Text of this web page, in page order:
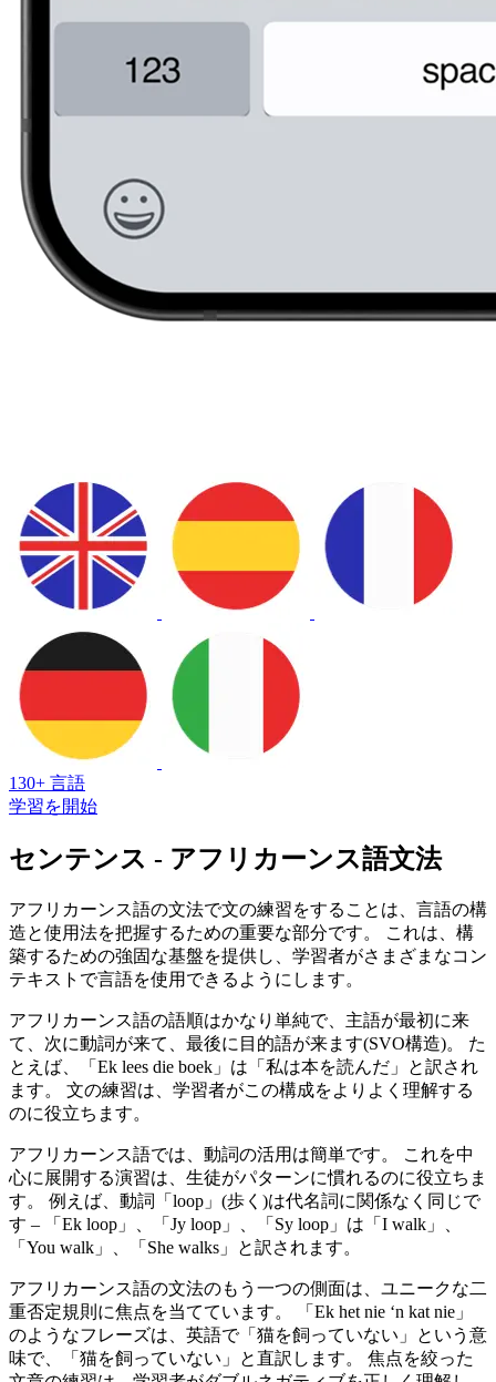
130+ 言語
学習を開始
センテンス - アフリカーンス語文法
アフリカーンス語の文法で文の練習をすることは、言語の構
造と使用法を把握するための重要な部分です。 これは、構
築するための強固な基盤を提供し、学習者がさまざまなコン
テキストで言語を使用できるようにします。
アフリカーンス語の語順はかなり単純で、主語が最初に来
て、次に動詞が来て、最後に目的語が来ます(SVO構造)。 た
とえば、「Ek lees die boek」は「私は本を読んだ」と訳され
ます。 文の練習は、学習者がこの構成をよりよく理解する
のに役立ちます。
アフリカーンス語では、動詞の活用は簡単です。 これを中
心に展開する演習は、生徒がパターンに慣れるのに役立ちま
す。 例えば、動詞「loop」(歩く)は代名詞に関係なく同じで
す – 「Ek loop」、「Jy loop」、「Sy loop」は「I walk」、
「You walk」、「She walks」と訳されます。
アフリカーンス語の文法のもう一つの側面は、ユニークな二
重否定規則に焦点を当てています。 「Ek het nie ‘n kat nie」
のようなフレーズは、英語で「猫を飼っていない」という意
味で、「猫を飼っていない」と直訳します。 焦点を絞った